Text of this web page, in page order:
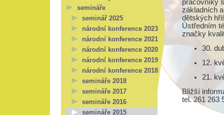
pracovníky
základních
dětských
Ústředním
značky
30.
12.
21.
Bližší
tel. 261 263
semináře
seminář 2025
národní konference 2023
národní konference 2021
národní konference 2020
národní konference 2019
národní konference 2018
semináře 2018
semináře 2017
semináře 2016
semináře 2015